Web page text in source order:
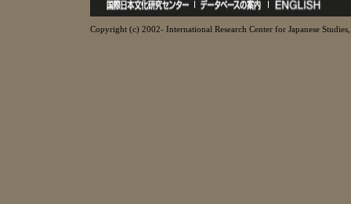
Copyright (c) 2002- International Research Center for Japanese